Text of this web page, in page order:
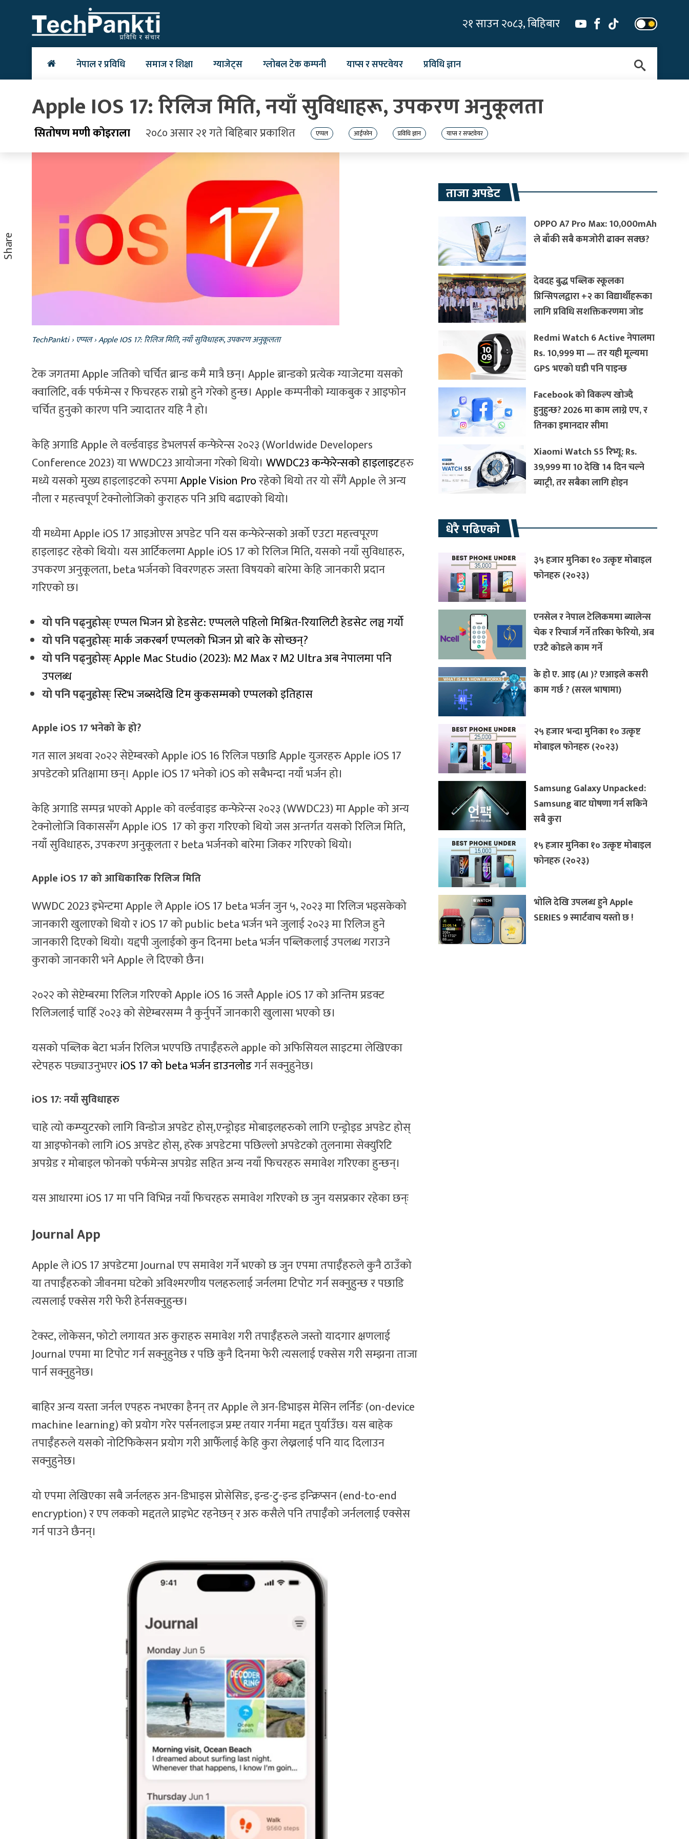
content
२१ साउन २०८३, बिहिबार
नेपाल र प्रविधि समाज र शिक्षा ग्याजेट्स ग्लोबल टेक कम्पनी याप्स र सफ्टवेयर प्रविधि ज्ञान
Apple IOS 17: रिलिज मिति, नयाँ सुविधाहरू, उपकरण अनुकूलता
सितोषण मणी कोइराला २०८० असार २१ गते बिहिबार प्रकाशित एप्पल आईफोन प्रविधि ज्ञान याप्स र सफ्टवेयर
TechPankti› एप्पल›Apple IOS 17: रिलिज मिति, नयाँ सुविधाहरू, उपकरण अनुकूलता
टेक जगतमा Apple जतिको चर्चित ब्रान्ड कमै मात्रै छन्। Apple ब्रान्डको प्रत्येक ग्याजेटमा यसको
क्वालिटि, वर्क पर्फमेन्स र फिचरहरु राम्रो हुने गरेको हुन्छ। Apple कम्पनीको म्याकबुक र आइफोन
चर्चित हुनुको कारण पनि ज्यादातर यहि नै हो।
केहि अगाडि Apple ले वर्ल्डवाइड डेभलपर्स कन्फेरेन्स २०२३ (Worldwide Developers
Conference 2023) या WWDC23 आयोजना गरेको थियो। WWDC23 कन्फेरेन्सकाे हाइलाइटहरु
मध्ये यसको मुख्य हाइलाइटको रुपमाApple Vision Proरहेको थियो तर यो सँगै Apple ले अन्य
नौला र महत्त्वपूर्ण टेक्नोलोजिको कुराहरु पनि अघि बढाएको थियो।
यी मध्येमा Apple iOS 17 आइओएस अपडेट पनि यस कन्फेरेन्सको अर्को एउटा महत्त्वपूरण
हाइलाइट रहेको थियो। यस आर्टिकलमा Apple iOS 17 को रिलिज मिति, यसको नयाँ सुविधाहरु,
उपकरण अनुकूलता, beta भर्जनको विवरणहरु जस्ता विषयको बारेमा केहि जानकारी प्रदान
गरिएको छ।
यो पनि पढ्नुहोस्ःएप्पल भिजन प्रो हेडसेट: एप्पलले पहिलो मिश्रित-रियालिटी हेडसेट लञ्च गर्यो
यो पनि पढ्नुहोस्ःमार्क जकरबर्ग एप्पलको भिजन प्रो बारे के सोच्छन्?
यो पनि पढ्नुहोस्ःApple Mac Studio (2023): M2 Max र M2 Ultra अब नेपालमा पनि
उपलब्ध
यो पनि पढ्नुहोस्ःस्टिभ जब्सदेखि टिम कुकसम्मको एप्पलको इतिहास
Apple iOS 17 भनेको के हो?
गत साल अथवा २०२२ सेप्टेम्बरको Apple iOS 16 रिलिज पछाडि Apple युजरहरु Apple iOS 17
अपडेटको प्रतिक्षामा छन्। Apple iOS 17 भनेको iOS को सबैभन्दा नयाँ भर्जन हो।
केहि अगाडि सम्पन्न भएको Apple को वर्ल्डवाइड कन्फेरेन्स २०२३ (WWDC23) मा Apple को अन्य
टेक्नोलोजि विकाससँग Apple iOS 17 को कुरा गरिएको थियो जस अन्तर्गत यसको रिलिज मिति,
नयाँ सुविधाहरु, उपकरण अनुकूलता र beta भर्जनको बारेमा जिकर गरिएको थियो।
Apple iOS 17 को आधिकारिक रिलिज मिति
WWDC 2023 इभेन्टमा Apple ले Apple iOS 17 beta भर्जन जुन ५, २०२३ मा रिलिज भइसकेको
जानकारी खुलाएको थियो र iOS 17 को public beta भर्जन भने जुलाई २०२३ मा रिलिज हुने
जानकारी दिएको थियो। यद्दपी जुलाईको कुन दिनमा beta भर्जन पब्लिकलाई उपलब्ध गराउने
कुराको जानकारी भने Apple ले दिएको छैन।
२०२२ को सेप्टेम्बरमा रिलिज गरिएको Apple iOS 16 जस्तै Apple iOS 17 को अन्तिम प्रडक्ट
रिलिजलाई चाहिँ २०२३ को सेप्टेम्बरसम्म नै कुर्नुपर्ने जानकारी खुलासा भएको छ।
यसको पब्लिक बेटा भर्जन रिलिज भएपछि तपाईँहरुले apple को अफिसियल साइटमा लेखिएका
स्टेपहरु पछ्याउनुभएरiOS 17 को beta भर्जन डाउनलोडगर्न सक्नुहुनेछ।
iOS 17: नयाँ सुविधाहरु
चाहे त्यो कम्प्युटरको लागि विन्डोज अपडेट होस्,एन्ड्रोइड मोबाइलहरुको लागि एन्ड्रोइड अपडेट होस्
या आइफोनको लागि iOS अपडेट होस्, हरेक अपडेटमा पछिल्लो अपडेटको तुलनामा सेक्युरिटि
अपग्रेड र मोबाइल फोनको पर्फमेन्स अपग्रेड सहित अन्य नयाँ फिचरहरु समावेश गरिएका हुन्छन्।
यस आधारमा iOS 17 मा पनि विभिन्न नयाँ फिचरहरु समावेश गरिएको छ जुन यसप्रकार रहेका छन्ः
Journal App
Apple ले iOS 17 अपडेटमा Journal एप समावेश गर्ने भएको छ जुन एपमा तपाईँहरुले कुनै ठाउँको
या तपाईँहरुको जीवनमा घटेको अविश्मरणीय पलहरुलाई जर्नलमा टिपोट गर्न सक्नुहुन्छ र पछाडि
त्यसलाई एक्सेस गरी फेरी हेर्नसक्नुहुन्छ।
टेक्स्ट, लोकेसन, फोटो लगायत अरु कुराहरु समावेश गरी तपाईँहरुले जस्तो यादगार क्षणलाई
Journal एपमा मा टिपोट गर्न सक्नुहुनेछ र पछि कुनै दिनमा फेरी त्यसलाई एक्सेस गरी सम्झना ताजा
पार्न सक्नुहुनेछ।
बाहिर अन्य यस्ता जर्नल एपहरु नभएका हैनन् तर Apple ले अन-डिभाइस मेसिन लर्निङ (on-device
machine learning) को प्रयोग गरेर पर्सनलाइज प्रम्प्ट तयार गर्नमा मद्दत पुर्याउँछ। यस बाहेक
तपाईँहरुले यसको नोटिफिकेसन प्रयोग गरी आफैँलाई केहि कुरा लेख्नलाई पनि याद दिलाउन
सक्नुहुनेछ।
यो एपमा लेखिएका सबै जर्नलहरु अन-डिभाइस प्रोसेसिङ, इन्ड-टु-इन्ड इन्क्रिप्सन (end-to-end
encryption) र एप लकको मद्दतले प्राइभेट रहनेछन् र अरु कसैले पनि तपाईँको जर्नललाई एक्सेस
गर्न पाउने छैनन्।
ताजा अपडेट
OPPO A7 Pro Max: 10,000mAh
ले बाँकी सबै कमजोरी ढाक्न सक्छ?
देवदह बुद्ध पब्लिक स्कूलका
प्रिन्सिपलद्वारा +२ का विद्यार्थीहरूका
लागि प्रविधि सशक्तिकरणमा जोड
Redmi Watch 6 Active नेपालमा
Rs. 10,999 मा — तर यही मूल्यमा
GPS भएको घडी पनि पाइन्छ
Facebook को विकल्प खोज्दै
हुनुहुन्छ? 2026 मा काम लाग्ने एप, र
तिनका इमानदार सीमा
Xiaomi Watch S5 रिभ्यू: Rs.
39,999 मा 10 देखि 14 दिन चल्ने
ब्याट्री, तर सबैका लागि होइन
धेरै पढिएको
३५ हजार मुनिका १० उत्कृष्ट मोबाइल
फोनहरु (२०२३)
एनसेल र नेपाल टेलिकममा ब्यालेन्स
चेक र रिचार्ज गर्ने तरिका फेरियो, अब
एउटै कोडले काम गर्ने
के हो ए. आइ (AI )? एआइले कसरी
काम गर्छ ? (सरल भाषामा)
२५ हजार भन्दा मुनिका १० उत्कृष्ट
मोबाइल फोनहरु (२०२३)
Samsung Galaxy Unpacked:
Samsung बाट घोषणा गर्न सकिने
सबै कुरा
१५ हजार मुनिका १० उत्कृष्ट मोबाइल
फोनहरु (२०२३)
भोलि देखि उपलब्ध हुने Apple
SERIES 9 स्मार्टवाच यस्तो छ !